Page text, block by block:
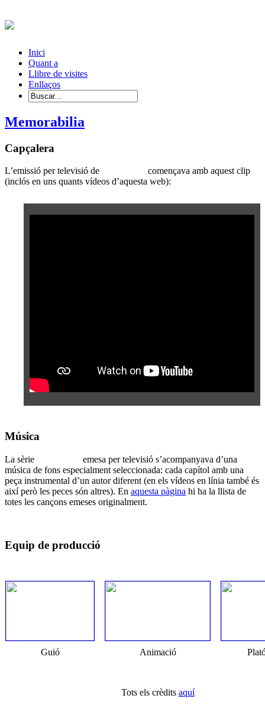
Inici
Quant a
Llibre de visites
Enllaços
Memorabilia
Capçalera
L’emissió per televisió de
començava amb aquest clip
(inclós en uns quants vídeos d’aquesta web):
Música
La sèrie
emesa per televisió s’acompanyava d’una
música de fons especialment seleccionada: cada capítol amb una
peça instrumental d’un autor diferent (en els vídeos en línia també és
així però les peces són altres). En aquesta pàgina hi ha la llista de
totes les cançons emeses originalment.
Equip de producció
Guió Animació
Tots els crèdits aquí